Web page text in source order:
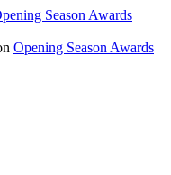
Season Awards
Opening Season Awards